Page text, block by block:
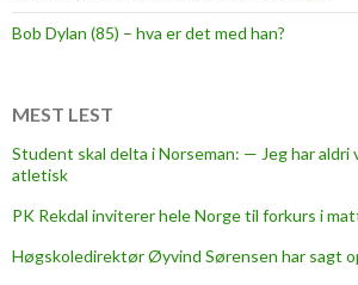
’
o
a
f
Bob Dylan (85) – hva er det med han?
MEST LEST
Student skal delta i Norseman: — Jeg har
atletisk
PK Rekdal inviterer hele Norge til forkurs i
Høgskoledirektør Øyvind Sørensen har sagt